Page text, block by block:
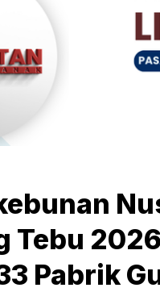
Tebu
Pabrik